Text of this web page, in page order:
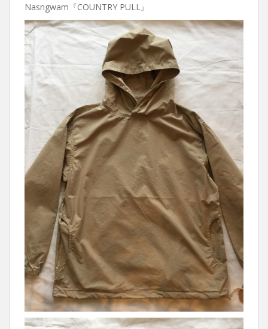
Nasngwam『COUNTRY PULL』